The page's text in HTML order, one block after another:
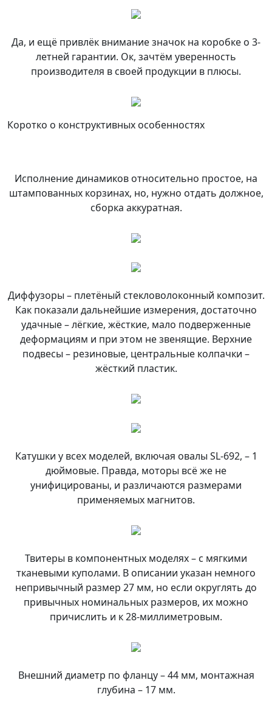
Да, и ещё привлёк внимание значок на коробке о 3-
летней гарантии. Ок, зачтём уверенность
производителя в своей продукции в плюсы.
Коротко о конструктивных особенностях
Исполнение динамиков относительно простое, на
штампованных корзинах, но, нужно отдать должное,
сборка аккуратная.
Диффузоры – плетёный стекловолоконный композит.
Как показали дальнейшие измерения, достаточно
удачные – лёгкие, жёсткие, мало подверженные
деформациям и при этом не звенящие. Верхние
подвесы – резиновые, центральные колпачки –
жёсткий пластик.
Катушки у всех моделей, включая овалы SL-692, – 1
дюймовые. Правда, моторы всё же не
унифицированы, и различаются размерами
применяемых магнитов.
Твитеры в компонентных моделях – с мягкими
тканевыми куполами. В описании указан немного
непривычный размер 27 мм, но если округлять до
привычных номинальных размеров, их можно
причислить и к 28-миллиметровым.
Внешний диаметр по фланцу – 44 мм, монтажная
глубина – 17 мм.